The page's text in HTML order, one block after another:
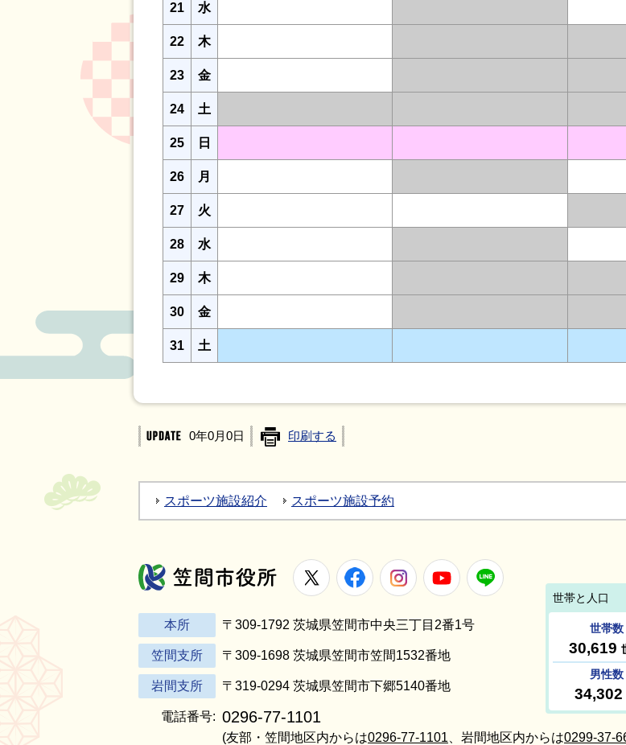
21 水
22 木
23 金
24 土
25 日
26 月
27 火
28 水
29 木
30 金
31 土
0年0月0日 印刷する
スポーツ施設紹介 スポーツ施設予約
笠間市役所
X FacebookInstagramYoutube
本所 〒309-1792 茨城県笠間市中央三丁目2番1号
笠間支所 〒309-1698 茨城県笠間市笠間1532番地
岩間支所 〒319-0294 茨城県笠間市下郷5140番地
電話番号: 0296-77-1101
(友部・笠間地区内からは0296-77-1101 、岩間地区内からは0299-37-